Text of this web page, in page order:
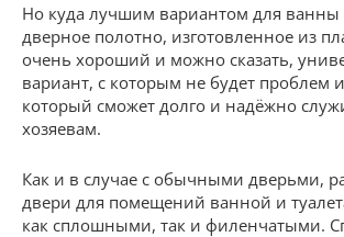
Но куда лучшим вариантом для
дверное полотно, изготовленное из
очень хороший и можно сказать,
вариант, с которым не будет проблем
который сможет долго и надёжно
хозяевам.
Как и в случае с обычными дверьми,
двери для помещений ванной и
как сплошными, так и филенчатыми.